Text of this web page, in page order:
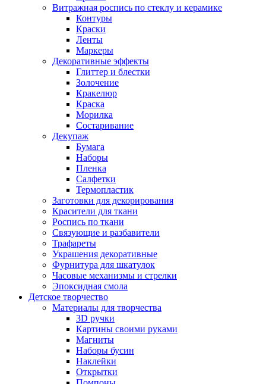
Витражная роспись по стеклу и керамике
Контуры
Краски
Ленты
Маркеры
Декоративные эффекты
Глиттер и блестки
Золочение
Кракелюр
Краска
Морилка
Состаривание
Декупаж
Бумага
Наборы
Пленка
Салфетки
Термопластик
Заготовки для декорирования
Красители для ткани
Роспись по ткани
Связующие и разбавители
Трафареты
Украшения декоративные
Фурнитура для шкатулок
Часовые механизмы и стрелки
Эпоксидная смола
Детское творчество
Материалы для творчества
3D ручки
Картины своими руками
Магниты
Наборы бусин
Наклейки
Открытки